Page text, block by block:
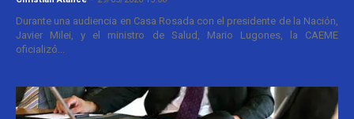
Durante una audiencia en Casa Rosada con el presidente de la Nación,
Javier Milei, y el ministro de Salud, Mario Lugones, la CAEME
oficializó...